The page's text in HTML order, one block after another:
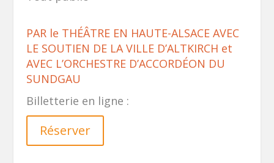
PAR le THÉÂTRE EN HAUTE-ALSACE AVEC
LE SOUTIEN DE LA VILLE D’ALTKIRCH et
AVEC L’ORCHESTRE D’ACCORDÉON DU
SUNDGAU
Billetterie en ligne :
Réserver